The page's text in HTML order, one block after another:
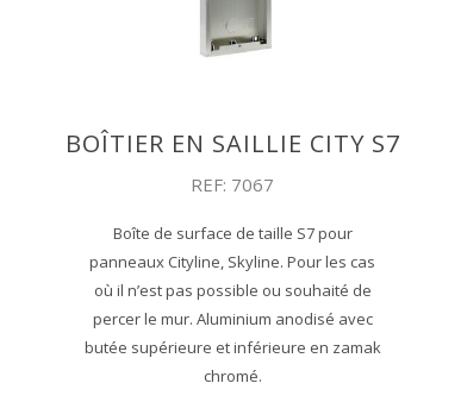
BOÎTIER EN SAILLIE CITY S7
REF: 7067
Boîte de surface de taille S7 pour
panneaux Cityline, Skyline. Pour les cas
où il n’est pas possible ou souhaité de
percer le mur. Aluminium anodisé avec
butée supérieure et inférieure en zamak
chromé.